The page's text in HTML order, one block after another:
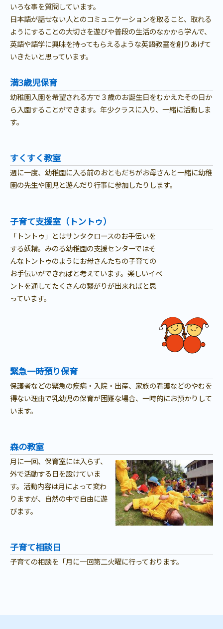
いろな事を質問しています。
日本語が話せない人とのコミュニケーションを取ること、取れる
ようにすることの大切さを遊びや普段の生活のなかから学んで、
英語や語学に興味を持ってもらえるような英語教室を創りあげて
いきたいと思っています。
満3歳児保育
幼稚園入園を希望される方で３歳のお誕生日をむかえたその日か
ら入園することができます。年少クラスに入り、一緒に活動しま
す。
すくすく教室
週に一度、幼稚園に入る前のおともだちがお母さんと一緒に幼稚
園の先生や園児と遊んだり行事に参加したりします。
子育て支援室（トントゥ）
「トントゥ」とはサンタクロースのお手伝いを
する妖精。みのる幼稚園の支援センターではそ
んなトントゥのようにお母さんたちの子育ての
お手伝いができればと考えています。楽しいイベ
ントを通してたくさんの繋がりが出来ればと思
っています。
緊急一時預り保育
保護者などの緊急の疾病・入院・出産、家族の看護などのやむを
得ない理由で乳幼児の保育が困難な場合、一時的にお預かりして
います。
森の教室
月に一回、保育室には入らず、
外で活動する日を設けていま
す。活動内容は月によって変わ
りますが、自然の中で自由に遊
びます。
子育て相談日
子育ての相談を「月に一回第二火曜に行っております。